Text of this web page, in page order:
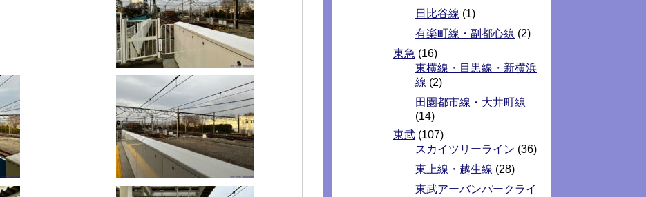
日比谷線 (1)
有楽町線・副都心線 (2)
東急 (16)
東横線・目黒線・新横浜
線 (2)
田園都市線・大井町線
(14)
東武 (107)
スカイツリーライン (36)
東上線・越生線 (28)
東武アーバンパークライ